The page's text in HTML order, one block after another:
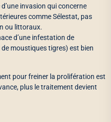
invasion qui concerne
comme Sélestat, pas
ou littoraux.
d’une infestation de
moustiques tigres) est bien
pour freiner la prolifération est
plus le traitement devient